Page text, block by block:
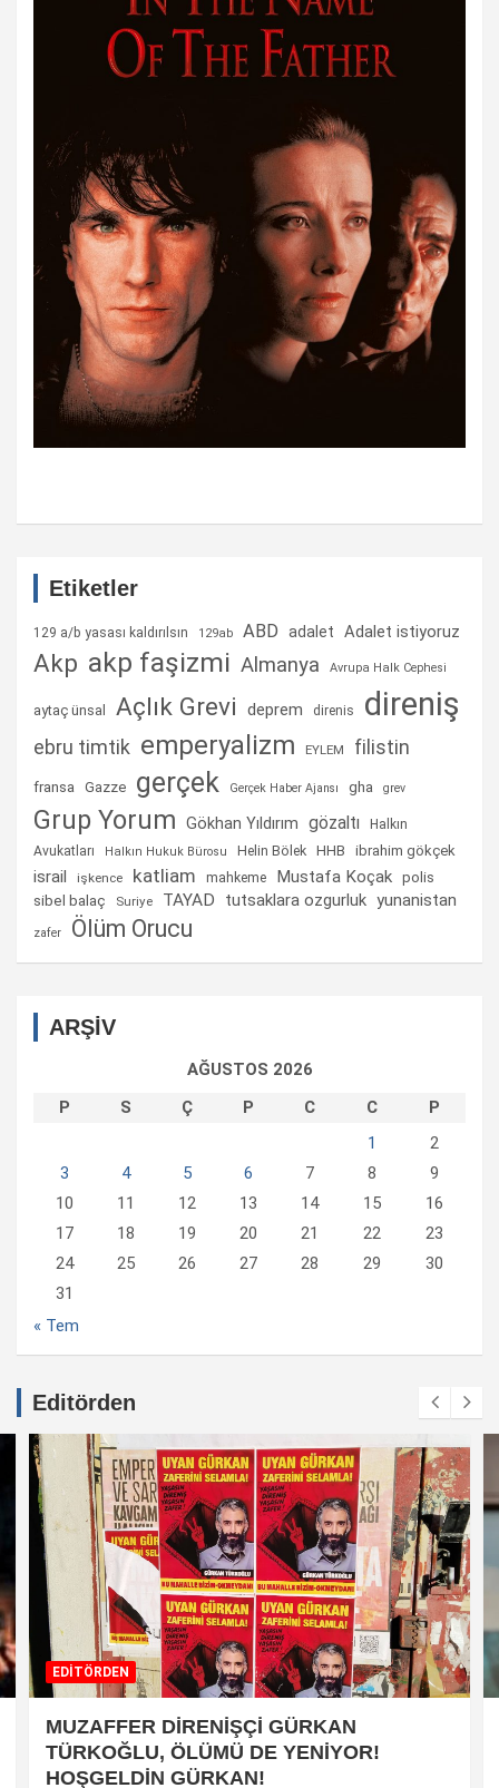
Etiketler
129 a/b yasası kaldırılsın 129ab ABD adalet Adalet istiyoruz
Akp akp faşizmi Almanya Avrupa Halk Cephesi
aytaç ünsal Açlık Grevi deprem direnis direniş
ebru timtik emperyalizm EYLEM filistin
fransa Gazze gerçek Gerçek Haber Ajansı gha grev
Grup Yorum Gökhan Yıldırım gözaltı
Halkın
Avukatları
Halkın Hukuk Bürosu Helin Bölek HHB ibrahim gökçek
israil işkence katliam mahkeme Mustafa Koçak polis
sibel balaç Suriye TAYAD tutsaklara ozgurluk yunanistan
zafer Ölüm Orucu
ARŞİV
AĞUSTOS 2026
P
S Ç P C C
P
1
2
3
4 5 6 7 8
9
10
11 12 13 14 15
16
17
18 19 20 21 22
23
24
25 26 27 28 29
30
31
« Tem
Editörden
EDİTÖRDEN
MUZAFFER DİRENİŞÇİ GÜRKAN
TÜRKOĞLU, ÖLÜMÜ DE YENİYOR!
HOŞGELDİN GÜRKAN!